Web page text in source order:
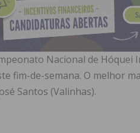
Nacional de Hóquei
fim-de-semana. O melhor
Santos (Valinhas).